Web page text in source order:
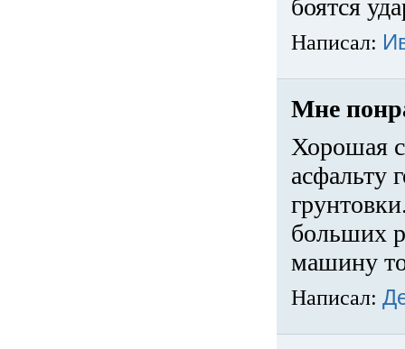
боятся
Написал:
Мне
Хорошая
асфальту
больших
машину
Написал: